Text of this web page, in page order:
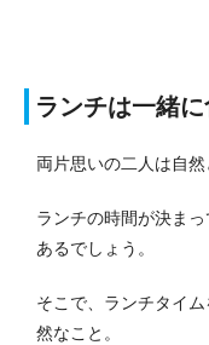
ランチは一緒
両片思いの二人は自
ランチの時間が決ま
あるでしょう。
そこで、ランチタイ
然なこと。